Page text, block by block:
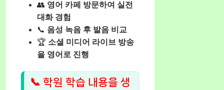
👥 영어 카페 방문하여 실전
대화 경험
📞 음성 녹음 후 발음 비교
🏆 소셜 미디어 라이브 방송
을 영어로 진행
📞 학원 학습 내용을 생